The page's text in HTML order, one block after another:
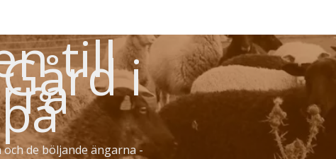
till i
de böljande ängarna -